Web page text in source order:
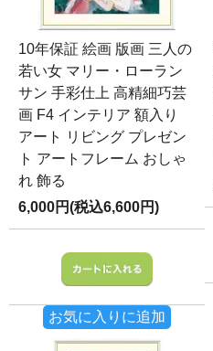
10年保証 絵画 版画 三人の
若い女 マリー・ローラン
サン 手彩仕上 高精細巧芸
画 F4 インテリア 額入り
アート リビング プレゼン
ト アートフレーム おしゃ
れ 飾る
6,000円(税込6,600円)
お気に入りに追加